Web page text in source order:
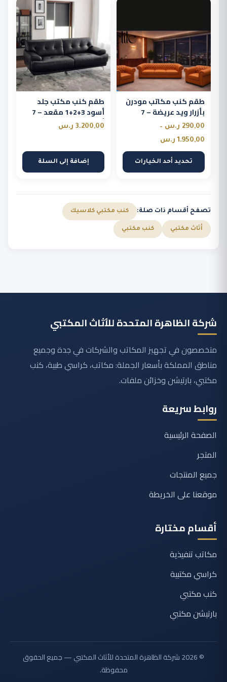
طقم كنب مكاتب مودرن
بأزرار ويد عريضة – 7
اشخاص
290,00 ر.س –
1.950,00 ر.س
السعر:
خلال
تحديد أحد الخيارات
هناك
من
المختلفة
لهذا
المنتج.
يمكن
اختيار
الخيارات
صفحة
المنتج
طقم كنب مكتب جلد
أسود 3+2+1 مقعد – 7
أشخاص
3.200,00 ر.س
إضافة إلى السلة
تصفح أقسام ذات صلة: كنب مكتبي كلاسيك
أثاث مكتبي كنب مكتبي
شركة الظاهرة المتحدة للأثاث المكتبي
متخصصون في تجهيز المكاتب والشركات في جدة وجميع
مناطق المملكة بأسعار الجملة: مكاتب، كراسي طبية، كنب
مكتبي، بارتيشن وخزائن ملفات.
روابط سريعة
الصفحة الرئيسية
المتجر
جميع المنتجات
موقعنا على الخريطة
أقسام مختارة
مكاتب تنفيذية
كراسي مكتبية
كنب مكتبي
بارتيشن مكتبي
© 2026 شركة الظاهرة المتحدة للأثاث المكتبي — جميع الحقوق
محفوظة.